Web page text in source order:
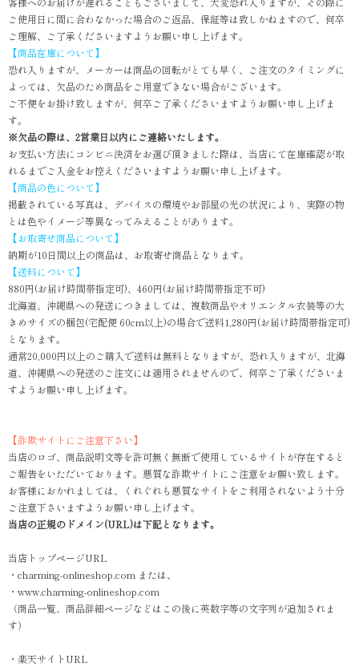
ご使用日に間に合わなかった場合のご返品、保証等は致しかねますので、何卒
ご理解、ご了承くださいますようお願い申し上げます。
【商品在庫について】
恐れ入りますが、メーカーは商品の回転がとても早く、ご注文のタイミングに
よっては、欠品のため商品をご用意できない場合がございます。
ご不便をお掛け致しますが、何卒ご了承くださいますようお願い申し上げま
す。
※欠品の際は、2営業日以内にご連絡いたします。
お支払い方法にコンビニ決済をお選び頂きました際は、当店にて在庫確認が取
れるまでご入金をお控えくださいますようお願い申し上げます。
【商品の色について】
掲載されている写真は、デバイスの環境やお部屋の光の状況により、実際の物
とは色やイメージ等異なってみえることがあります。
【お取寄せ商品について】
納期が10日間以上の商品は、お取寄せ商品となります。
【送料について】
880円(お届け時間帯指定可)、460円(お届け時間帯指定不可)
北海道、沖縄県への発送につきましては、複数商品やオリエンタル衣装等の大
きめサイズの梱包(宅配便 60cm以上)の場合で送料1,280円(お届け時間帯指定可)
となります。
通常20,000円以上のご購入で送料は無料となりますが、恐れ入りますが、北海
道、沖縄県への発送のご注文には適用されませんので、何卒ご了承くださいま
すようお願い申し上げます。
【詐欺サイトにご注意下さい】
当店のロゴ、商品説明文等を許可無く無断で使用しているサイトが存在すると
ご報告をいただいております。悪質な詐欺サイトにご注意をお願い致します。
お客様におかれましては、くれぐれも悪質なサイトをご利用されないよう十分
ご注意下さいますようお願い申し上げます。
当店の正規のドメイン(URL)は下記となります。
当店トップページURL
・charming-onlineshop.com または、
・www.charming-onlineshop.com
（商品一覧、商品詳細ページなどはこの後に英数字等の文字列が追加されま
す）
・楽天サイトURL